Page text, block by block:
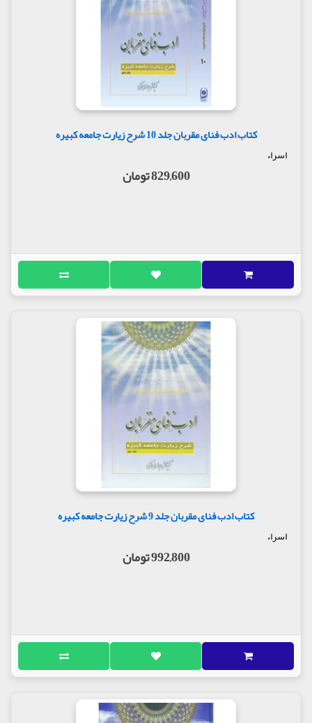
کتاب ادب فنای مقربان جلد 10 شرح زیارت جامعه کبیره
اسراء
829,600 تومان
کتاب ادب فنای مقربان جلد 9 شرح زیارت جامعه کبیره
اسراء
992,800 تومان